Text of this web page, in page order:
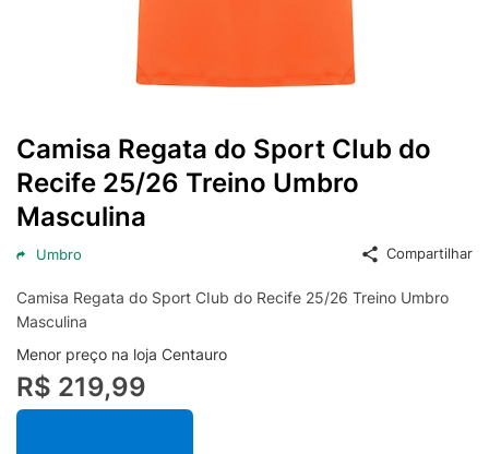
Camisa Regata do Sport CIub do
Recife 25/26 Treino Umbro
Masculina
Umbro Compartilhar
Camisa Regata do Sport CIub do Recife 25/26 Treino Umbro
Masculina
Menor preço na loja Centauro
R$ 219,99